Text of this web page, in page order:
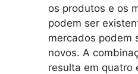
os produtos e os
podem ser
mercados podem
novos. A
resulta em quatro